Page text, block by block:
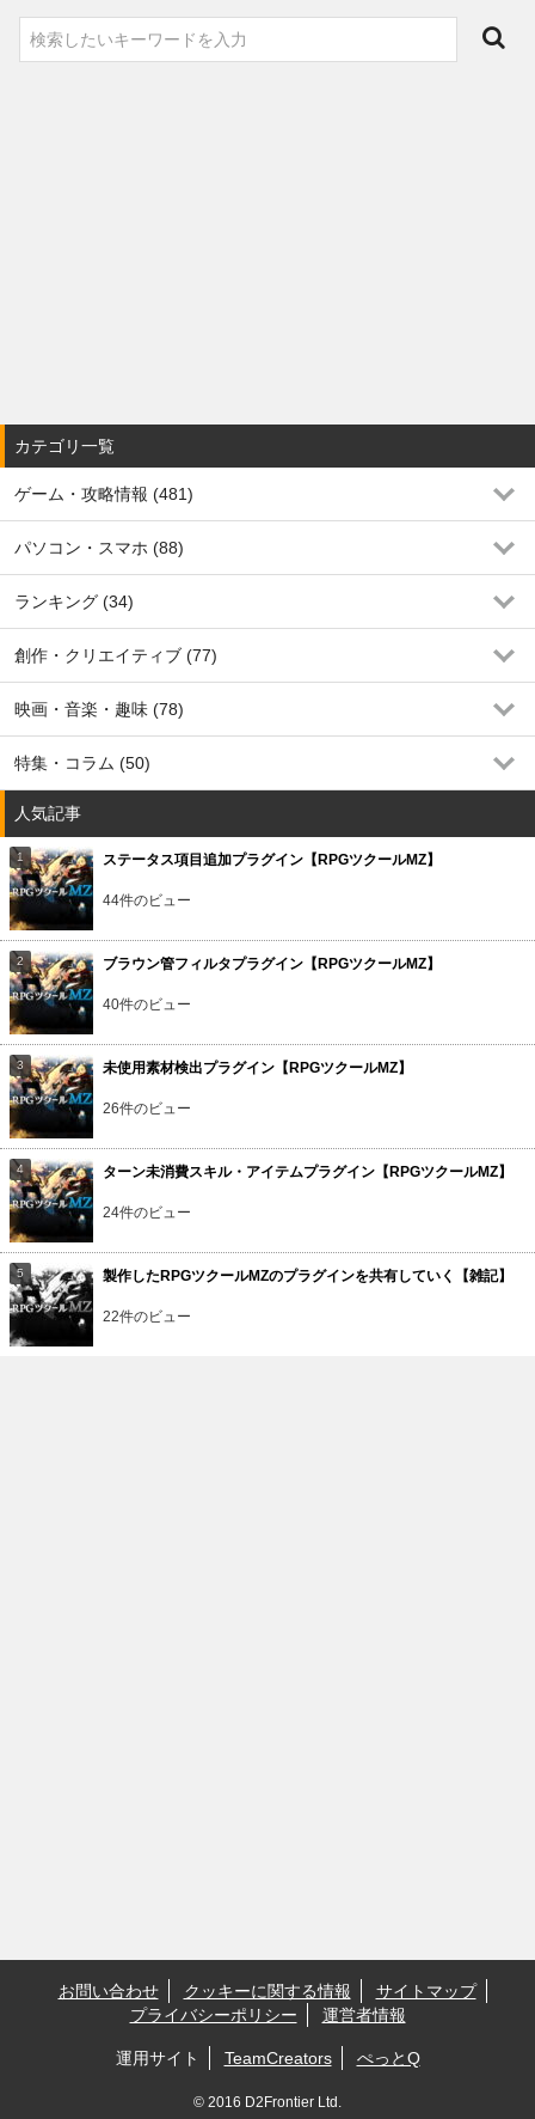
カテゴリ一覧
ゲーム・攻略情報 (481)
パソコン・スマホ (88)
ランキング (34)
創作・クリエイティブ (77)
映画・音楽・趣味 (78)
特集・コラム (50)
人気記事
ステータス項目追加プラグイン【RPGツクールMZ】
44件のビュー
ブラウン管フィルタプラグイン【RPGツクールMZ】
40件のビュー
未使用素材検出プラグイン【RPGツクールMZ】
26件のビュー
ターン未消費スキル・アイテムプラグイン【RPGツクールMZ】
24件のビュー
製作したRPGツクールMZのプラグインを共有していく【雑記】
22件のビュー
お問い合わせ クッキーに関する情報
サイトマップ
プライバシーポリシー
運営者情報
運用サイト TeamCreators ぺっとQ
© 2016 D2Frontier Ltd.